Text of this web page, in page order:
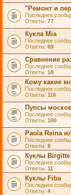
"Ремонт и
Последнее
Ответы: 77
Кукла Mia
Последнее
Ответы: 69
Сравнение
Последнее
Ответы: 18
Кому какие
Последнее
Ответы: 116
Пупсы
Последнее
Ответы: 100
Paola Reina
Последнее
Ответы: 8
Куклы
Последнее
Ответы: 11
Куклы Fiba
Последнее
Ответы: 4